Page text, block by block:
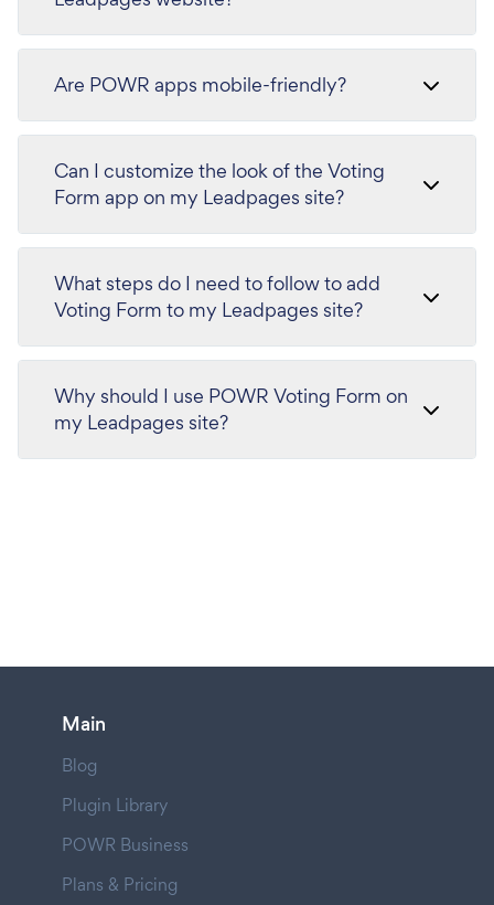
Are POWR apps mobile-friendly?
Can I customize the look of the Voting
Form app on my Leadpages site?
What steps do I need to follow to add
Voting Form to my Leadpages site?
Why should I use POWR Voting Form on
my Leadpages site?
Main
Blog
Plugin Library
POWR Business
Plans & Pricing